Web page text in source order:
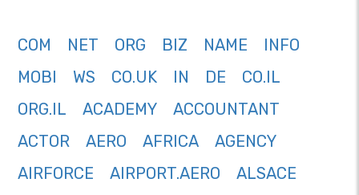
COM NET ORG BIZ NAME
INFO
MOBI
WS CO.UK IN DE
CO.IL
ORG.IL
ACADEMY
ACCOUNTANT
ACTOR
AERO AFRICA
AGENCY
AIRFORCE
AIRPORT.AERO
ALSACE